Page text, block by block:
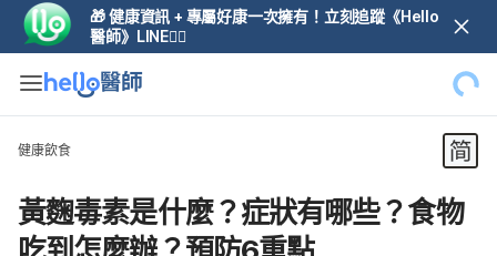
🎁 健康資訊 + 專屬好康一次擁有！立刻追蹤《Hello
醫師》LINE👆🏼
健康飲食
黃麴毒素是什麼？症狀有哪些？食物